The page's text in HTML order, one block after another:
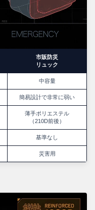
市販防災
リュック
中容量
簡易設計で非常に弱い
薄手ポリエステル
（210D前後）
基準なし
災害用